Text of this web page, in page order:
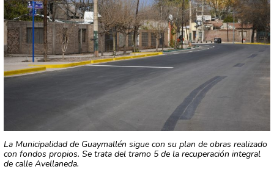
La Municipalidad de Guaymallén sigue con su plan de obras realizado
con fondos propios. Se trata del tramo 5 de la recuperación integral
de calle Avellaneda.